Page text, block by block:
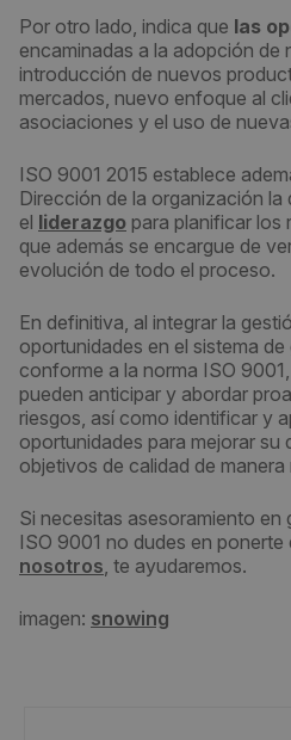
Por otro lado, indica que las
encaminadas a la adopción de
introducción de nuevos
mercados, nuevo enfoque al
asociaciones y el uso de
ISO 9001 2015 establece
Dirección de la organización la
el liderazgo para planificar los
que además se encargue de
evolución de todo el proceso.
En definitiva, al integrar la
oportunidades en el sistema
conforme a la norma ISO
pueden anticipar y abordar
riesgos, así como identificar y
oportunidades para mejorar su
objetivos de calidad de
Si necesitas asesoramiento en
ISO 9001 no dudes en ponerte
nosotros, te ayudaremos.
imagen: snowing